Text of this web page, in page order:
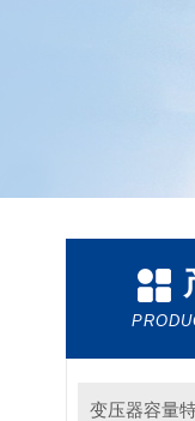
变压器容量